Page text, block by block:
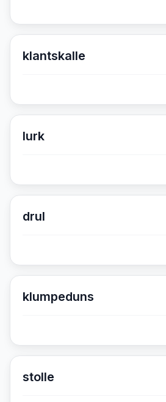
klantskalle
lurk
drul
klumpeduns
stolle